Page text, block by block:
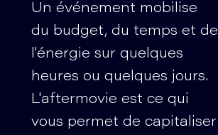
Un événement mobilise
du budget, du temps et de
l'énergie sur quelques
heures ou quelques jours.
L'aftermovie est ce qui
vous permet de capitaliser